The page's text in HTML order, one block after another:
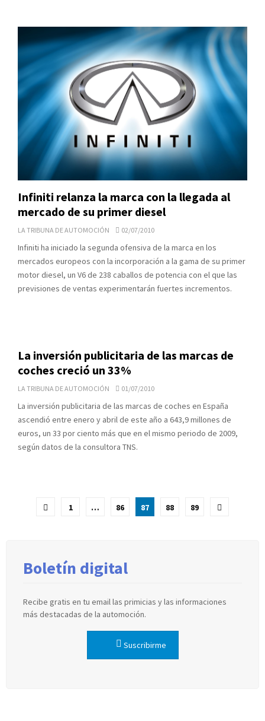
Infiniti relanza la marca con la llegada al
mercado de su primer diesel
LA TRIBUNA DE AUTOMOCIÓN 02/07/2010
Infiniti ha iniciado la segunda ofensiva de la marca en los
mercados europeos con la incorporación a la gama de su primer
motor diesel, un V6 de 238 caballos de potencia con el que las
previsiones de ventas experimentarán fuertes incrementos.
La inversión publicitaria de las marcas de
coches creció un 33%
LA TRIBUNA DE AUTOMOCIÓN 01/07/2010
La inversión publicitaria de las marcas de coches en España
ascendió entre enero y abril de este año a 643,9 millones de
euros, un 33 por ciento más que en el mismo periodo de 2009,
según datos de la consultora TNS.
Paginación
1 … 86 87 88 89
Boletín digital
Recibe gratis en tu email las primicias y las informaciones
más destacadas de la automoción.
Suscribirme